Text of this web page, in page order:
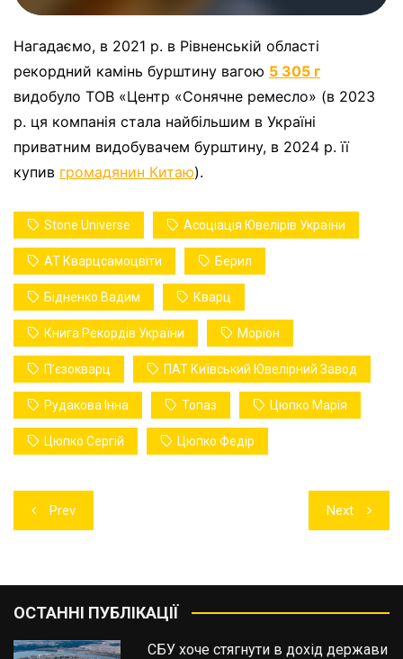
Нагадаємо, в 2021 р. в Рівненській області
рекордний камінь бурштину вагою 5 305 г
видобуло ТОВ «Центр «Сонячне ремесло» (в 2023
р. ця компанія стала найбільшим в Україні
приватним видобувачем бурштину, в 2024 р. її
купив громадянин Китаю).
Stone Universe Асоціація Ювелірів України
АТ Кварцсамоцвіти Берил
Бідненко Вадим Кварц
Книга Рекордів України Моріон
Пʼєзокварц ПАТ Київський Ювелірний Завод
Рудакова Інна Топаз Цюпко Марія
Цюпко Сергій Цюпко Федір
Навігація
записів
Prev Next
ОСТАННІ ПУБЛІКАЦІЇ
СБУ хоче стягнути в дохід держави